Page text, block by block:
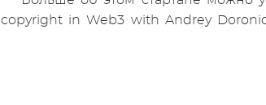
copyright in Web3 with Andrey